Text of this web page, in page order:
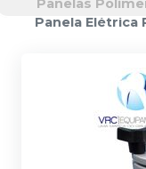
Panelas
Panela Elétrica